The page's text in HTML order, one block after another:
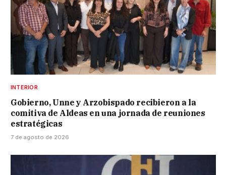
INTERIOR
Gobierno, Unne y Arzobispado recibieron a la
comitiva de Aldeas en una jornada de reuniones
estratégicas
7 de agosto de 2026